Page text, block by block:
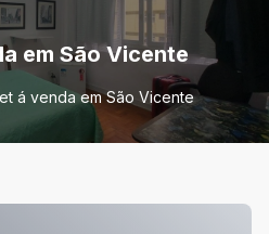
em São Vicente
á venda em São Vicente